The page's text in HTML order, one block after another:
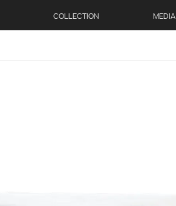
COLLECTION MEDIA